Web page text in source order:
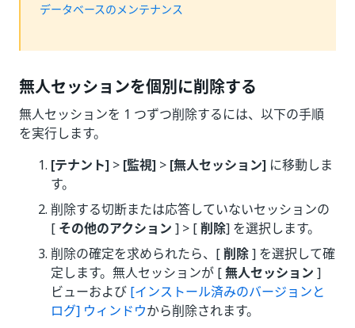
データベースのメンテナンス
無人セッションを個別に削除する
無人セッションを 1 つずつ削除するには、以下の手順
を実行します。
[テナント] > [監視] > [無人セッション] に移動しま
す。
削除する切断または応答していないセッションの
[ その他のアクション ] > [削除] を選択します。
削除の確定を求められたら、[削除] を選択して確
定します。無人セッションが [無人セッション ]
ビューおよび [インストール済みのバージョンと
ログ] ウィンドウから削除されます。